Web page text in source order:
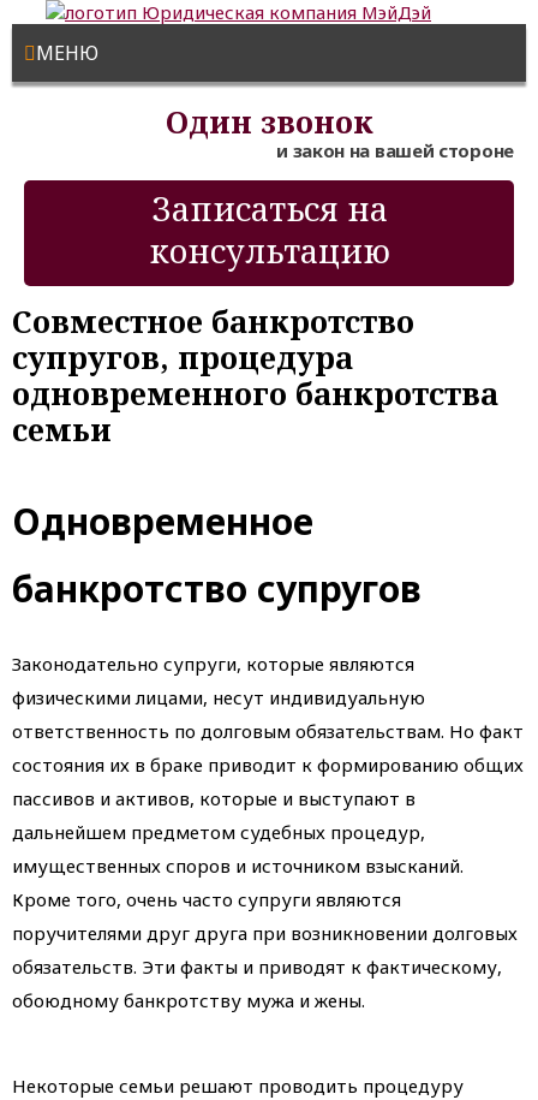
МЕНЮ
Один звонок
и закон на вашей стороне
Записаться на
консультацию
Совместное банкротство
супругов, процедура
одновременного банкротства
семьи
Одновременное
банкротство супругов
Законодательно супруги, которые являются
физическими лицами, несут индивидуальную
ответственность по долговым обязательствам. Но факт
состояния их в браке приводит к формированию общих
пассивов и активов, которые и выступают в
дальнейшем предметом судебных процедур,
имущественных споров и источником взысканий.
Кроме того, очень часто супруги являются
поручителями друг друга при возникновении долговых
обязательств. Эти факты и приводят к фактическому,
обоюдному банкротству мужа и жены.
Некоторые семьи решают проводить процедуру